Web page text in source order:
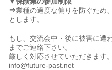
▼保険業の参加制限
⇒業種の過度な偏りを防ぐため
とします。
もし、交流会中・後に被害に遭
までご連絡下さい。
厳しく対応させていただきます
info@future-past.net